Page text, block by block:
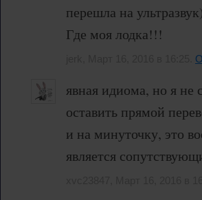
перешла на
Где моя лодка!!!
явная идиома, но я не
оставить прямой
и на минуточку, это
является